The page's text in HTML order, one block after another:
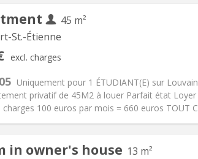
45 m²
St.-Étienne
excl. charges
Uniquement pour 1 ÉTUDIANT(E) sur
privatif de 45M2 à louer Parfait état
charges 100 euros par mois = 660 euros TOUT
Private bathroom
45 m2
Other
in owner's house 13 m²